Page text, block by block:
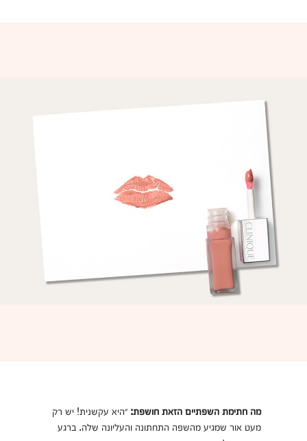
מה חתימת השפתיים הזאת חושפת: ״היא עקשנית! יש רק
מעט אור שמגיע מהשפה התחתונה והעליונה שלה. ברגע